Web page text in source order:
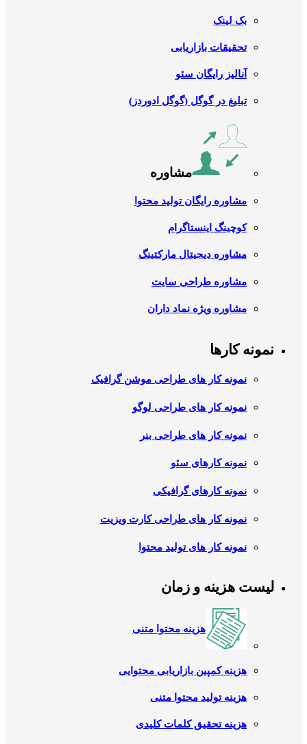
بک لینک
تحقیقات بازاریابی
آنالیز رایگان سئو
تبلیغ در گوگل (گوگل ادوردز)
مشاوره
مشاوره رایگان تولید محتوا
کوچینگ اینستاگرام
مشاوره دیجیتال مارکتینگ
مشاوره طراحی سایت
مشاوره ویژه نماد داران
نمونه کارها
نمونه کار های طراحی موشن گرافیک
نمونه کار های طراحی لوگو
نمونه کار های طراحی بنر
نمونه کارهای سئو
نمونه کارهای گرافیکی
نمونه کار های طراحی کارت ویزیت
نمونه کار های تولید محتوا
لیست هزینه و زمان
هزینه محتوا متنی
هزینه کمپین بازاریابی محتوایی
هزینه تولید محتوا متنی
هزینه تحقیق کلمات کلیدی